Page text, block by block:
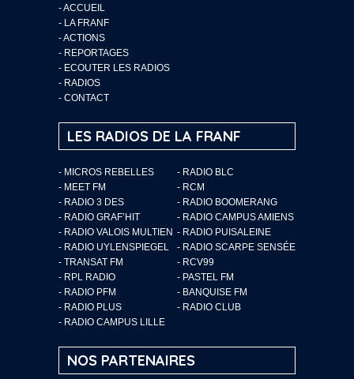
-ACCUEIL
- LA FRANF
-ACTIONS
- REPORTAGES
- ECOUTER LES RADIOS
- RADIOS
- CONTACT
LES RADIOS DE LA FRANF
- MICROS REBELLES
- RADIO BLC
- MEET FM
- RCM
- RADIO 3 DES
- RADIO BOOMERANG
- RADIO GRAF’HIT
- RADIO CAMPUS AMIENS
- RADIO VALOIS MULTIEN - RADIO PUISALEINE
- RADIO UYLENSPIEGEL
- RADIO SCARPE SENSÉE
- TRANSAT FM
- RCV99
- RPL RADIO
- PASTEL FM
- RADIO PFM
- BANQUISE FM
- RADIO PLUS
- RADIO CLUB
- RADIO CAMPUS LILLE
NOS PARTENAIRES